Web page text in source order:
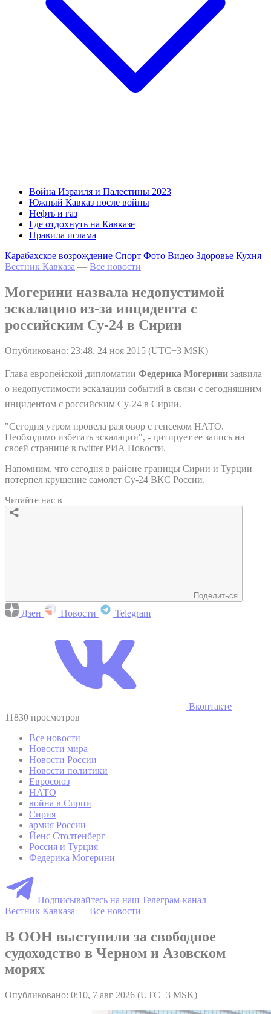
Война Израиля и Палестины 2023
Южный Кавказ после войны
Нефть и газ
Где отдохнуть на Кавказе
Правила ислама
Карабахское возрождение Спорт Фото Видео Здоровье Кухня
Вестник Кавказа — Все новости
Могерини назвала недопустимой
эскалацию из-за инцидента с
российским Су-24 в Сирии
Опубликовано: 23:48, 24 ноя 2015 (UTC+3 MSK)
Глава европейской дипломатии Федерика Могерини заявила
о недопустимости эскалации событий в связи с сегодняшним
инцидентом с российским Су-24 в Сирии.
"Сегодня утром провела разговор с генсеком НАТО.
Необходимо избегать эскалации", - цитирует ее запись на
своей странице в twitter РИА Новости.
Напомним, что сегодня в районе границы Сирии и Турции
потерпел крушение самолет Су-24 ВКС России.
Читайте нас в
Поделиться
Дзен Новости Telegram
Вконтакте
11830 просмотров
Все новости
Новости мира
Новости России
Новости политики
Евросоюз
НАТО
война в Сирии
Сирия
армия России
Йенс Столтенберг
Россия и Турция
Федерика Могерини
Подписывайтесь на наш Телеграм-канал
Вестник Кавказа — Все новости
В ООН выступили за свободное
судоходство в Черном и Азовском
морях
Опубликовано: 0:10, 7 авг 2026 (UTC+3 MSK)